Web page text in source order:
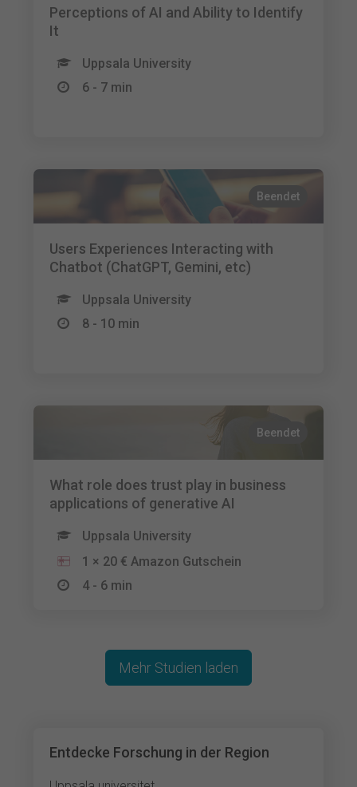
Perceptions of AI and Ability to Identify
It
Uppsala University
6 - 7 min
Beendet
Users Experiences Interacting with
Chatbot (ChatGPT, Gemini, etc)
Uppsala University
8 - 10 min
Beendet
What role does trust play in business
applications of generative AI
Uppsala University
1 × 20 € Amazon Gutschein
4 - 6 min
Entdecke Forschung in der Region
Mehr Studien laden